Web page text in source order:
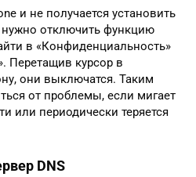
и не получается установить
нужно отключить функцию
в «Конфиденциальность»
Перетащив курсор в
они выключатся. Таким
от проблемы, если мигает
или периодически теряется
DNS